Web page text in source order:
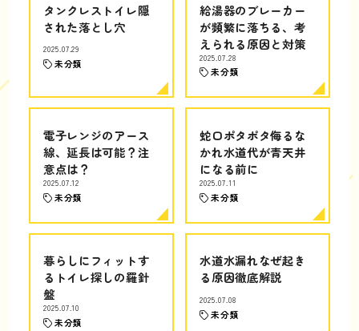
タンクレストイレ隠
された落とし穴
2025.07.29
未分類
給湯器のブレーカー
が頻繁に落ちる、考
えられる原因と対策
2025.07.28
未分類
電子レンジのアース
線、延長は可能？注
意点は？
2025.07.12
未分類
蛇口ポタポタ侮るな
かれ水道代が青天井
になる前に
2025.07.11
未分類
暮らしにフィットす
るトイレ探しの羅針
盤
2025.07.10
未分類
水道水漏れなぜ起き
る原因徹底解説
2025.07.08
未分類